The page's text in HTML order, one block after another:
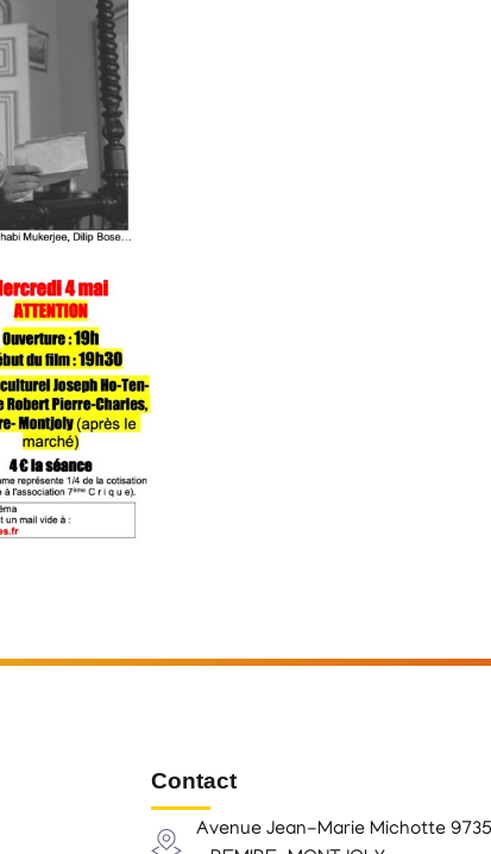
Contact
Avenue Jean-Marie Michotte